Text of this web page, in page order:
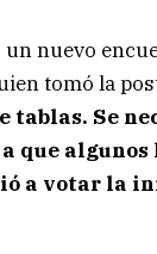
un nuevo
tomó la
Se
que
a votar la